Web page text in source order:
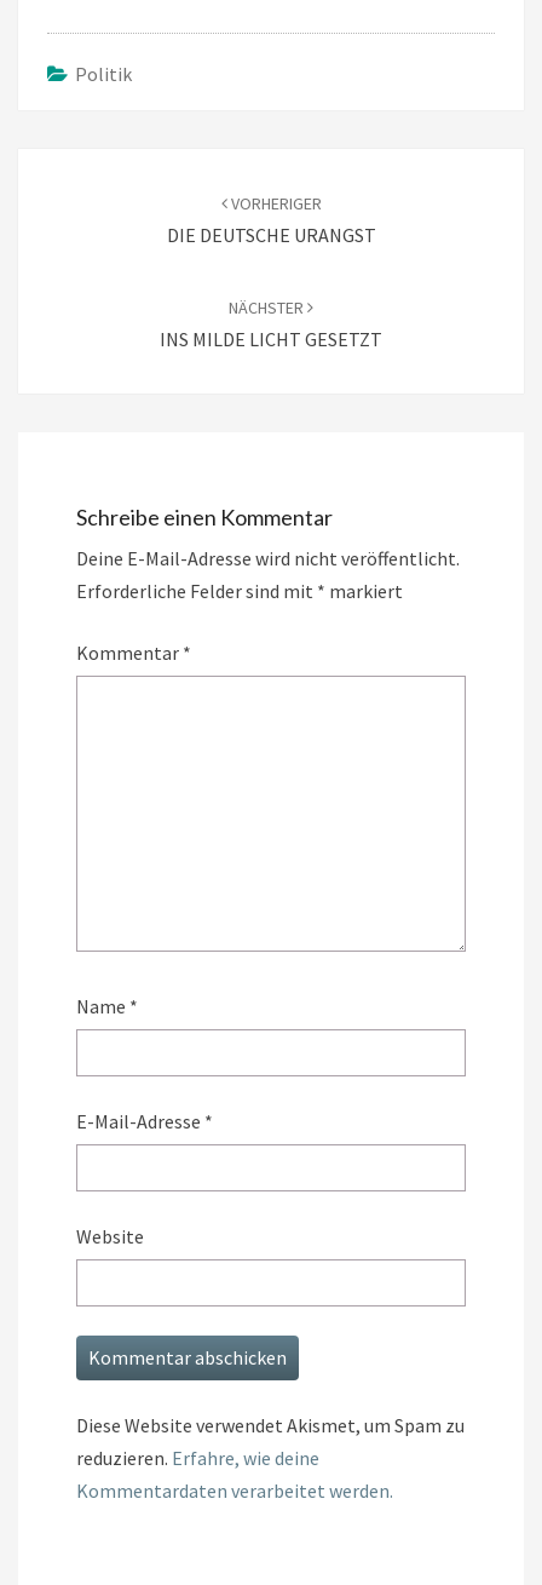
Politik
VORHERIGER
DIE DEUTSCHE URANGST
NÄCHSTER
INS MILDE LICHT GESETZT
Schreibe einen Kommentar
Deine E-Mail-Adresse wird nicht veröffentlicht.
Erforderliche Felder sind mit * markiert
Kommentar *
Name *
E-Mail-Adresse *
Website
Diese Website verwendet Akismet, um Spam zu
reduzieren. Erfahre, wie deine
Kommentardaten verarbeitet werden.